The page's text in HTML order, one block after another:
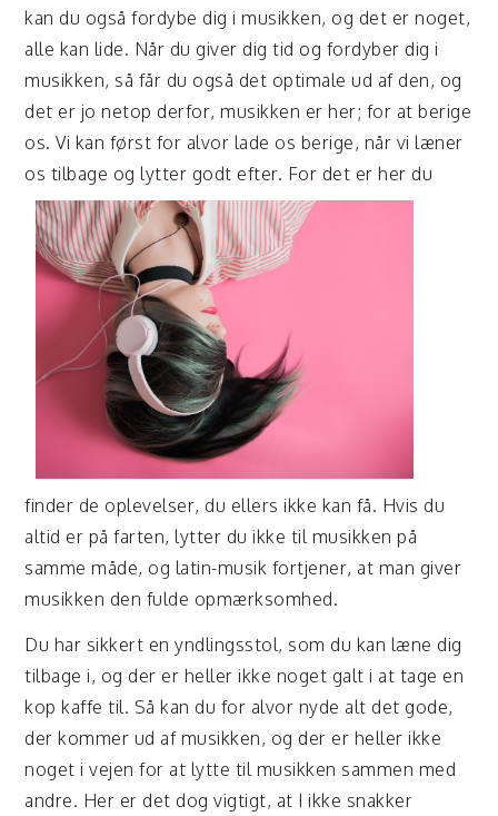
kan du også fordybe dig i musikken, og det er noget,
alle kan lide. Når du giver dig tid og fordyber dig i
musikken, så får du også det optimale ud af den, og
det er jo netop derfor, musikken er her; for at berige
os. Vi kan først for alvor lade os berige, når vi læner
os tilbage og lytter godt efter. For det er her du
finder de oplevelser, du ellers ikke kan få. Hvis du
altid er på farten, lytter du ikke til musikken på
samme måde, og latin-musik fortjener, at man giver
musikken den fulde opmærksomhed.
Du har sikkert en yndlingsstol, som du kan læne dig
tilbage i, og der er heller ikke noget galt i at tage en
kop kaffe til. Så kan du for alvor nyde alt det gode,
der kommer ud af musikken, og der er heller ikke
noget i vejen for at lytte til musikken sammen med
andre. Her er det dog vigtigt, at I ikke snakker